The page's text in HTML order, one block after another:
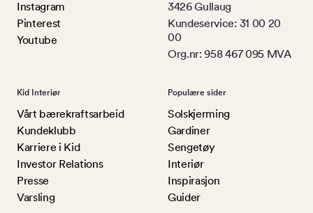
Instagram
Pinterest
Youtube
3426 Gullaug
Kundeservice: 31 00 20
00
Org.nr: 958 467 095 MVA
Kid Interiør
Vårt bærekraftsarbeid
Kundeklubb
Karriere i Kid
Investor Relations
Presse
Varsling
Populære sider
Solskjerming
Gardiner
Sengetøy
Interiør
Inspirasjon
Guider